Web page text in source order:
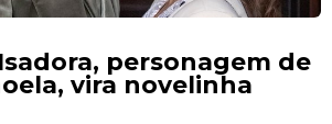
personagem de
vira novelinha